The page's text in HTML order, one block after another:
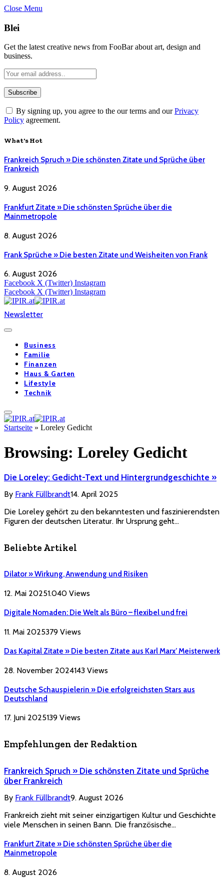
Close Menu
Blei
Get the latest creative news from FooBar about art, design and
business.
By signing up, you agree to the our terms and ourPrivacy
Policy agreement.
What's Hot
Frankreich Spruch » Die schönsten Zitate und Sprüche über
Frankreich
9. August 2026
Frankfurt Zitate » Die schönsten Sprüche über die
Mainmetropole
8. August 2026
Frank Sprüche » Die besten Zitate und Weisheiten von Frank
6. August 2026
Facebook X (Twitter) Instagram
Facebook X (Twitter) Instagram
Newsletter
Business
Familie
Finanzen
Haus & Garten
Lifestyle
Technik
Startseite » Loreley Gedicht
Browsing: Loreley Gedicht
Die Loreley: Gedicht-Text und Hintergrundgeschichte »
By Frank Füllbrandt14. April 2025
Die Loreley gehört zu den bekanntesten und faszinierendsten
Figuren der deutschen Literatur. Ihr Ursprung geht…
Beliebte Artikel
Dilator » Wirkung, Anwendung und Risiken
12. Mai 20251.040 Views
Digitale Nomaden: Die Welt als Büro – flexibel und frei
11. Mai 2025379 Views
Das Kapital Zitate » Die besten Zitate aus Karl Marx’ Meisterwerk
28. November 2024143 Views
Deutsche Schauspielerin » Die erfolgreichsten Stars aus
Deutschland
17. Juni 2025139 Views
Empfehlungen der Redaktion
Frankreich Spruch » Die schönsten Zitate und Sprüche
über Frankreich
By Frank Füllbrandt9. August 2026
Frankreich zieht mit seiner einzigartigen Kultur und Geschichte
viele Menschen in seinen Bann. Die französische…
Frankfurt Zitate » Die schönsten Sprüche über die
Mainmetropole
8. August 2026